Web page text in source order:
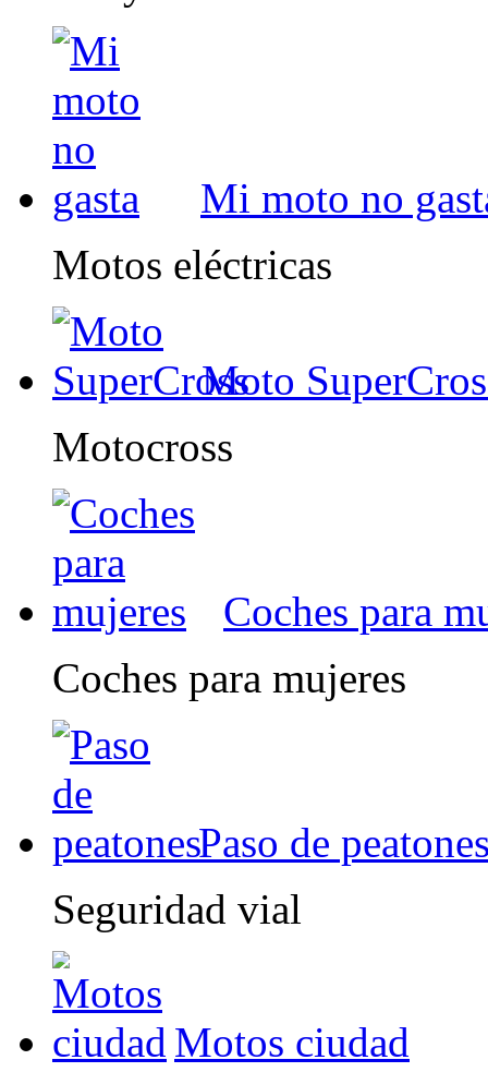
Mi moto no
Motos eléctricas
Moto
Motocross
Coches para
Coches para mujeres
Paso de
Seguridad vial
Motos ciudad